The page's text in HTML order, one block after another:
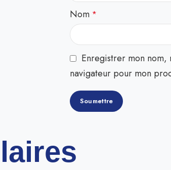
Nom *
Enregistrer mon nom,
navigateur pour mon